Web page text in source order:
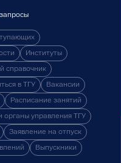
Институты
справочник
в ТГУ Вакансии
Расписание занятий
органы управления ТГУ
Заявление на отпуск
Выпускники